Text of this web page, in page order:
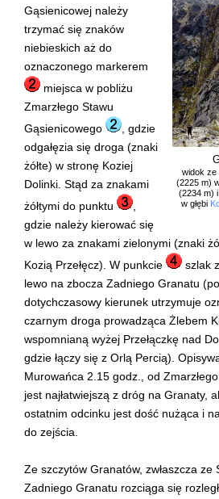
widok ze
(2225 m)
(2234 m)
w głębi
Gąsienicowej należy
trzymać się znaków
niebieskich aż do
oznaczonego markerem
miejsca w pobliżu
Zmarzłego Stawu
Gąsienicowego
, gdzie
odgałęzia się droga (znaki
żółte) w stronę Koziej
Dolinki. Stąd za znakami
żółtymi do punktu
gdzie należy kierować się
w lewo za znakami zielonymi (znaki
Kozią Przełęcz). W punkcie
szlak
lewo na zbocza Zadniego Granatu
dotychczasowy kierunek utrzymuje
czarnym droga prowadząca Żlebem
wspomnianą wyżej Przełączkę nad
gdzie łączy się z Orlą Percią).
Murowańca 2.15 godz., od
jest najłatwiejszą z dróg na Granaty,
ostatnim odcinku jest dość nużąca i
do zejścia.
Ze szczytów Granatów, zwłaszcza ze
Zadniego Granatu rozciąga się